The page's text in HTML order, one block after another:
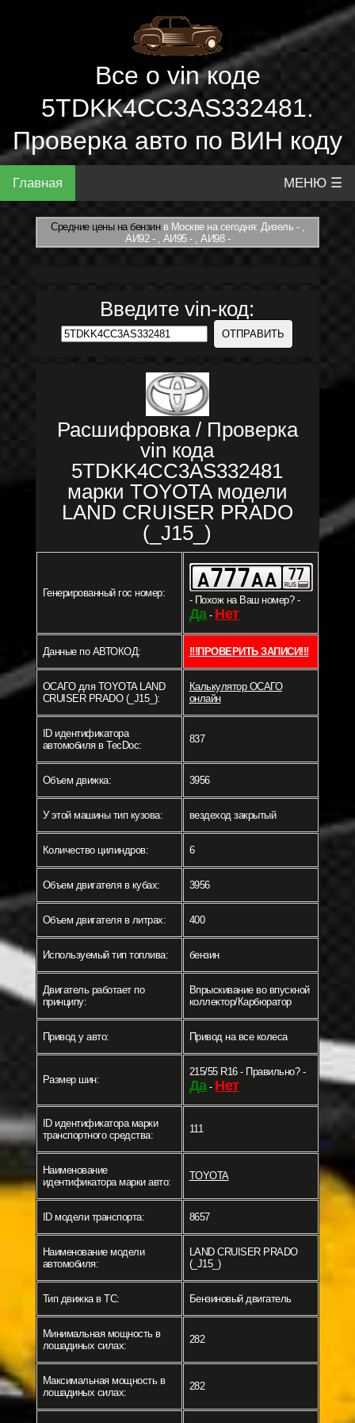
Все о vin коде
5TDKK4CC3AS332481.
Проверка авто по ВИН коду
Главная МЕНЮ ☰
Средние цены на бензинв Москве на сегодня: Дизель - ,
АИ92 - , АИ95 - , АИ98 -
Введите vin-код:
Расшифровка / Проверка
vin кода
5TDKK4CC3AS332481
марки TOYOTA модели
LAND CRUISER PRADO
(_J15_)
Генерированный гос номер:
- Похож на Ваш номер? -
Да- Нет
Данные по АВТОКОД: !!!ПРОВЕРИТЬ ЗАПИСИ!!!
ОСАГО для TOYOTA LAND
CRUISER PRADO (_J15_):
Калькулятор ОСАГО
онлайн
ID идентификатора
автомобиля в TecDoc:
837
Объем движка: 3956
У этой машины тип кузова: вездеход закрытый
Количество цилиндров: 6
Объем двигателя в кубах: 3956
Объем двигателя в литрах: 400
Используемый тип топлива: бензин
Двигатель работает по
принципу:
Впрыскивание во впускной
коллектор/Карбюратор
Привод у авто: Привод на все колеса
Размер шин:
215/55 R16 - Правильно? -
Да- Нет
ID идентификатора марки
транспортного средства:
111
Наименование
идентификатора марки авто:
TOYOTA
ID модели транспорта: 8657
Наименование модели
автомобиля:
LAND CRUISER PRADO
(_J15_)
Тип движка в ТС: Бензиновый двигатель
Минимальная мощность в
лошадиных силах:
282
Максимальная мощность в
лошадиных силах:
282